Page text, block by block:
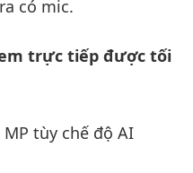
có mic.
trực tiếp được tối
tùy chế độ AI